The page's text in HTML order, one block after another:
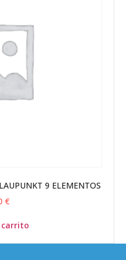
9 ELEMENTOS
€